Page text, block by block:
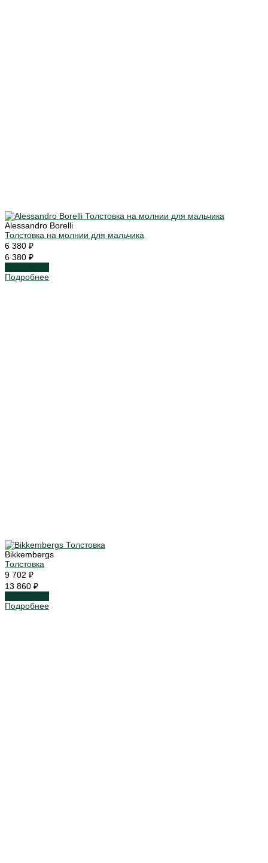
Alessandro Borelli
Толстовка на молнии для мальчика
6 380 ₽
6 380 ₽
Подробнее
Bikkembergs
Толстовка
9 702 ₽
13 860 ₽
Подробнее